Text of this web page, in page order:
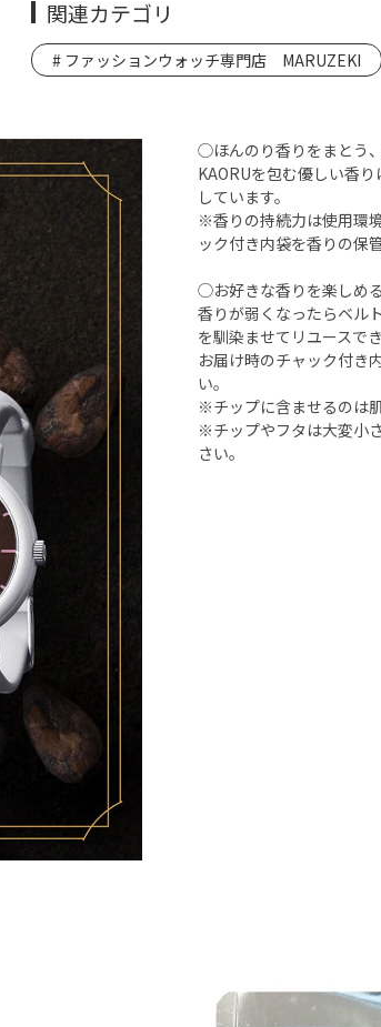
関連カテゴリ
ファッションウォッチ専門店 MARUZEKI
◯ほんのり香りをまとう
KAORUを包む優しい香
しています。
※香りの持続力は使用環
ック付き内袋を香りの保
◯お好きな香りを楽しめ
香りが弱くなったらベル
を馴染ませてリユースでき
お届け時のチャック付き
い。
※チップに含ませるのは
※チップやフタは大変小
さい。